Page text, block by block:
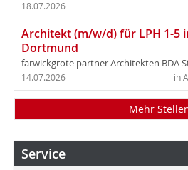
18.07.2026
Architekt (m/w/d) für LPH 1-5
Dortmund
farwickgrote partner Architekten BDA
in
14.07.2026
Mehr
Service